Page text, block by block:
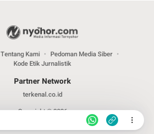
Tentang Kami
Pedoman Media Siber
Kode Etik Jurnalistik
Partner Network
terkenal.co.id
Copyright © 2026